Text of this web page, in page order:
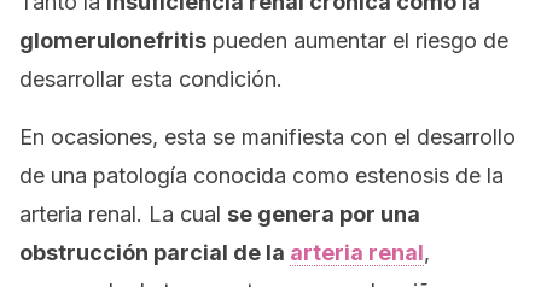
glomerulonefritis pueden aumentar el riesgo de
desarrollar esta condición.
En ocasiones, esta se manifiesta con el desarrollo
de una patología conocida como estenosis de la
arteria renal. La cual se genera por una
obstrucción parcial de la arteria renal,